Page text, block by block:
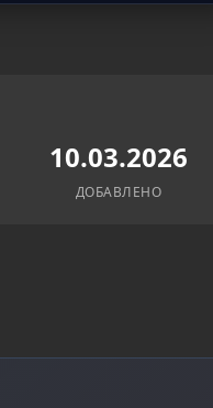
10.03.2026
ДОБАВЛЕНО